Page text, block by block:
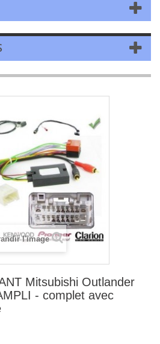
l'image
Mitsubishi Outlander
- complet avec